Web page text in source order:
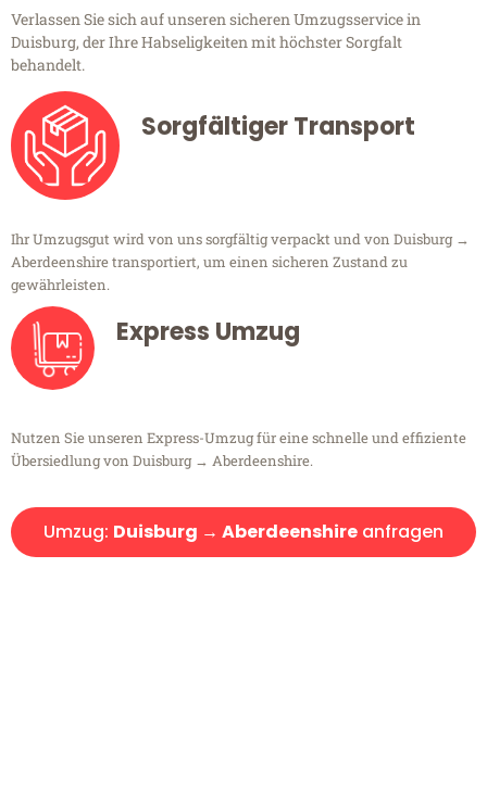
Verlassen Sie sich auf unseren sicheren Umzugsservice in
Duisburg, der Ihre Habseligkeiten mit höchster Sorgfalt
behandelt.
Sorgfältiger Transport
Ihr Umzugsgut wird von uns sorgfältig verpackt und von Duisburg →
Aberdeenshire transportiert, um einen sicheren Zustand zu
gewährleisten.
Express Umzug
Nutzen Sie unseren Express-Umzug für eine schnelle und effiziente
Übersiedlung von Duisburg → Aberdeenshire.
Umzug: Duisburg → Aberdeenshire anfragen